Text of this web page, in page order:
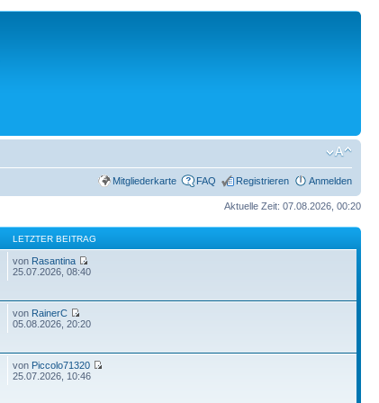
Mitgliederkarte FAQ Registrieren Anmelden
Aktuelle Zeit: 07.08.2026, 00:20
LETZTER BEITRAG
von Rasantina
25.07.2026, 08:40
von RainerC
05.08.2026, 20:20
von Piccolo71320
25.07.2026, 10:46